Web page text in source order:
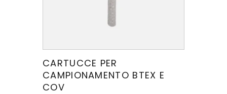
CARTUCCE PER
CAMPIONAMENTO BTEX E
COV